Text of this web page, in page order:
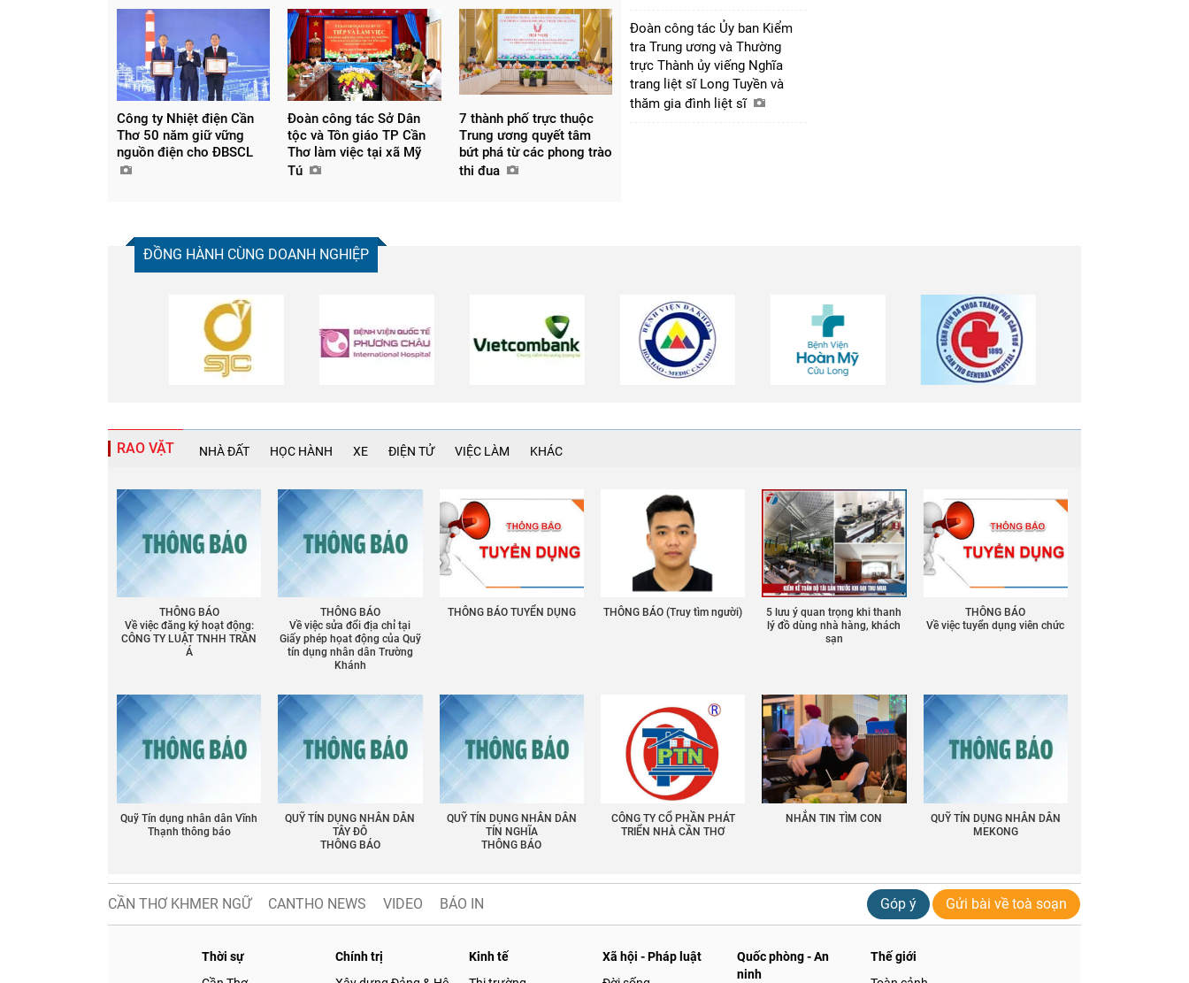
Chia sẻ
Facebook
Công ty Nhiệt điện Cần
Thơ 50 năm giữ vững
nguồn điện cho ĐBSCL
Đoàn công tác Sở Dân
tộc và Tôn giáo TP Cần
Thơ làm việc tại xã Mỹ
Tú
7 thành phố trực thuộc
Trung ương quyết tâm
bứt phá từ các phong trào
thi đua
Đoàn công tác Ủy ban Kiểm
tra Trung ương và Thường
trực Thành ủy viếng Nghĩa
trang liệt sĩ Long Tuyền và
thăm gia đình liệt sĩ
ĐỒNG HÀNH CÙNG DOANH NGHIỆP
RAO VẶT NHÀ ĐẤT HỌC HÀNH XE ĐIỆN TỬ VIỆC LÀM KHÁC
THÔNG BÁO
Về việc đăng ký hoạt động:
CÔNG TY LUẬT TNHH TRẦN
Á
THÔNG BÁO
Về việc sửa đổi địa chỉ tại
Giấy phép họat động của Quỹ
tín dụng nhân dân Trường
Khánh
THÔNG BÁO TUYỂN DỤNG THÔNG BÁO (Truy tìm người)
5 lưu ý quan trọng khi thanh
lý đồ dùng nhà hàng, khách
sạn
THÔNG BÁO
Về việc tuyển dụng viên chức
Quỹ Tín dụng nhân dân Vĩnh
Thạnh thông báo
QUỸ TÍN DỤNG NHÂN DÂN
TÂY ĐÔ
THÔNG BÁO
QUỸ TÍN DỤNG NHÂN DÂN
TÍN NGHĨA
THÔNG BÁO
CÔNG TY CỔ PHẦN PHÁT
TRIỂN NHÀ CẦN THƠ
NHẮN TIN TÌM CON
QUỸ TÍN DỤNG NHÂN DÂN
MEKONG
CẦN THƠ KHMER NGỮ CANTHO NEWS VIDEO BÁO IN Góp ý Gửi bài về toà soạn
Thời sự
Chính trị
Kinh tế
Xã hội - Pháp luật
Quốc phòng - An
ninh
Thế giới